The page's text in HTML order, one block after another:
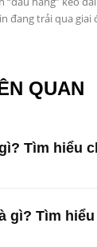
đang trải qua
QUAN
Tìm hiểu
gì? Tìm